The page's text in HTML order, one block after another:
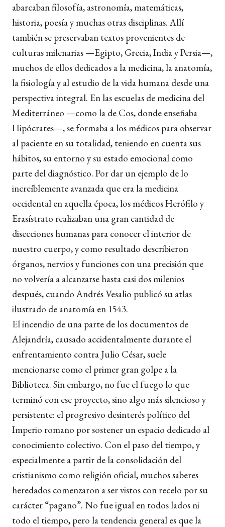
abarcaban filosofía, astronomía, matemáticas,
historia, poesía y muchas otras disciplinas. Allí
también se preservaban textos provenientes de
culturas milenarias —Egipto, Grecia, India y Persia—,
muchos de ellos dedicados a la medicina, la anatomía,
la fisiología y al estudio de la vida humana desde una
perspectiva integral. En las escuelas de medicina del
Mediterráneo —como la de Cos, donde enseñaba
Hipócrates—, se formaba a los médicos para observar
al paciente en su totalidad, teniendo en cuenta sus
hábitos, su entorno y su estado emocional como
parte del diagnóstico. Por dar un ejemplo de lo
increíblemente avanzada que era la medicina
occidental en aquella época, los médicos Herófilo y
Erasístrato realizaban una gran cantidad de
disecciones humanas para conocer el interior de
nuestro cuerpo, y como resultado describieron
órganos, nervios y funciones con una precisión que
no volvería a alcanzarse hasta casi dos milenios
después, cuando Andrés Vesalio publicó su atlas
ilustrado de anatomía en 1543.
El incendio de una parte de los documentos de
Alejandría, causado accidentalmente durante el
enfrentamiento contra Julio César, suele
mencionarse como el primer gran golpe a la
Biblioteca. Sin embargo, no fue el fuego lo que
terminó con ese proyecto, sino algo más silencioso y
persistente: el progresivo desinterés político del
Imperio romano por sostener un espacio dedicado al
conocimiento colectivo. Con el paso del tiempo, y
especialmente a partir de la consolidación del
cristianismo como religión oficial, muchos saberes
heredados comenzaron a ser vistos con recelo por su
carácter “pagano”. No fue igual en todos lados ni
todo el tiempo, pero la tendencia general es que la